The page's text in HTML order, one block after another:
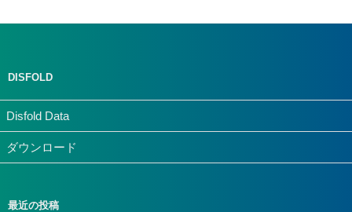
DISFOLD
Disfold Data
ダウンロード
最近の投稿